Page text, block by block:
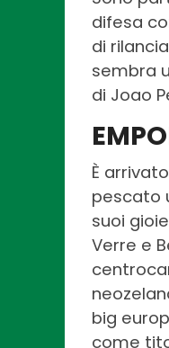
difesa
di
sembra
di Joao
È
pescato
suoi
Verre e
big
come